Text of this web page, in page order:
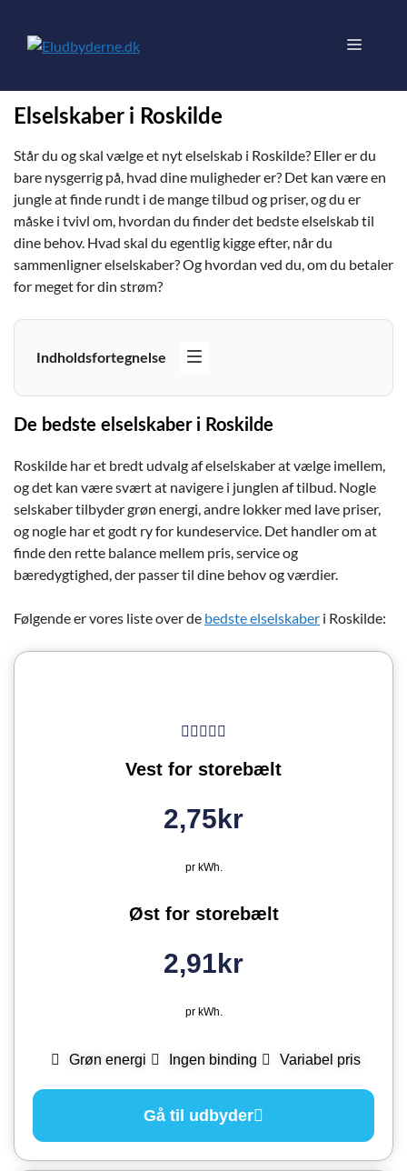
Elselskaber i Roskilde
Står du og skal vælge et nyt elselskab i Roskilde? Eller er du
bare nysgerrig på, hvad dine muligheder er? Det kan være en
jungle at finde rundt i de mange tilbud og priser, og du er
måske i tvivl om, hvordan du finder det bedste elselskab til
dine behov. Hvad skal du egentlig kigge efter, når du
sammenligner elselskaber? Og hvordan ved du, om du betaler
for meget for din strøm?
Indholdsfortegnelse
De bedste elselskaber i Roskilde
Roskilde har et bredt udvalg af elselskaber at vælge imellem,
og det kan være svært at navigere i junglen af tilbud. Nogle
selskaber tilbyder grøn energi, andre lokker med lave priser,
og nogle har et godt ry for kundeservice. Det handler om at
finde den rette balance mellem pris, service og
bæredygtighed, der passer til dine behov og værdier.
Følgende er vores liste over de bedste elselskaber i Roskilde:
Vest for storebælt
2,75kr
pr kWh.
Øst for storebælt
2,91kr
pr kWh.
Grøn energi Ingen binding Variabel pris
Gå til udbyder